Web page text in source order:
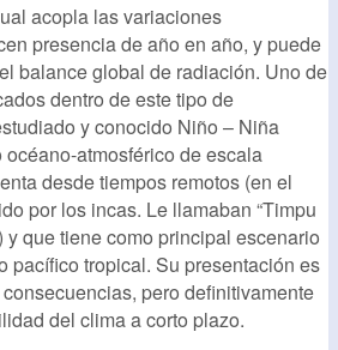
acopla las variaciones
presencia de año en año, y puede
balance global de radiación. Uno de
dentro de este tipo de
y conocido Niño – Niña
atmosférico de escala
desde tiempos remotos (en el
por los incas. Le llamaban “Timpu
y que tiene como principal escenario
pacífico tropical. Su presentación es
pero definitivamente
del clima a corto plazo.